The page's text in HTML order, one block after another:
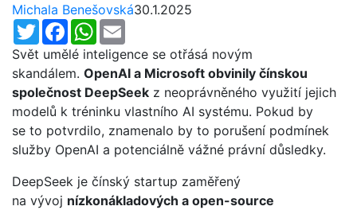
Michala Benešovská30.1.2025
TwitterFacebookWhatsApp
Svět umělé inteligence se otřásá novým
skandálem. OpenAI a Microsoft obvinily čínskou
společnost DeepSeek z neoprávněného využití jejich
modelů k tréninku vlastního AI systému. Pokud by
se to potvrdilo, znamenalo by to porušení podmínek
služby OpenAI a potenciálně vážné právní důsledky.
DeepSeek je čínský startup zaměřený
na vývoj nízkonákladových a open-source